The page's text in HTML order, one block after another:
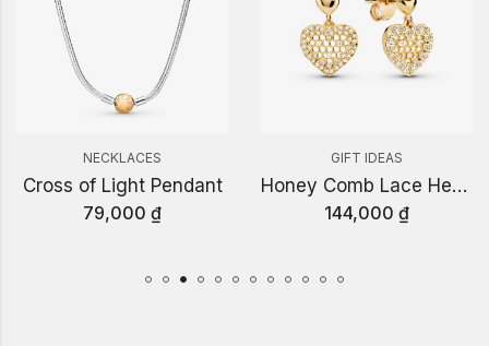
NECKLACES
Cross of Light Pendant
79,000 ₫
GIFT IDEAS
Honey Comb Lace Heart Earrings
144,000 ₫